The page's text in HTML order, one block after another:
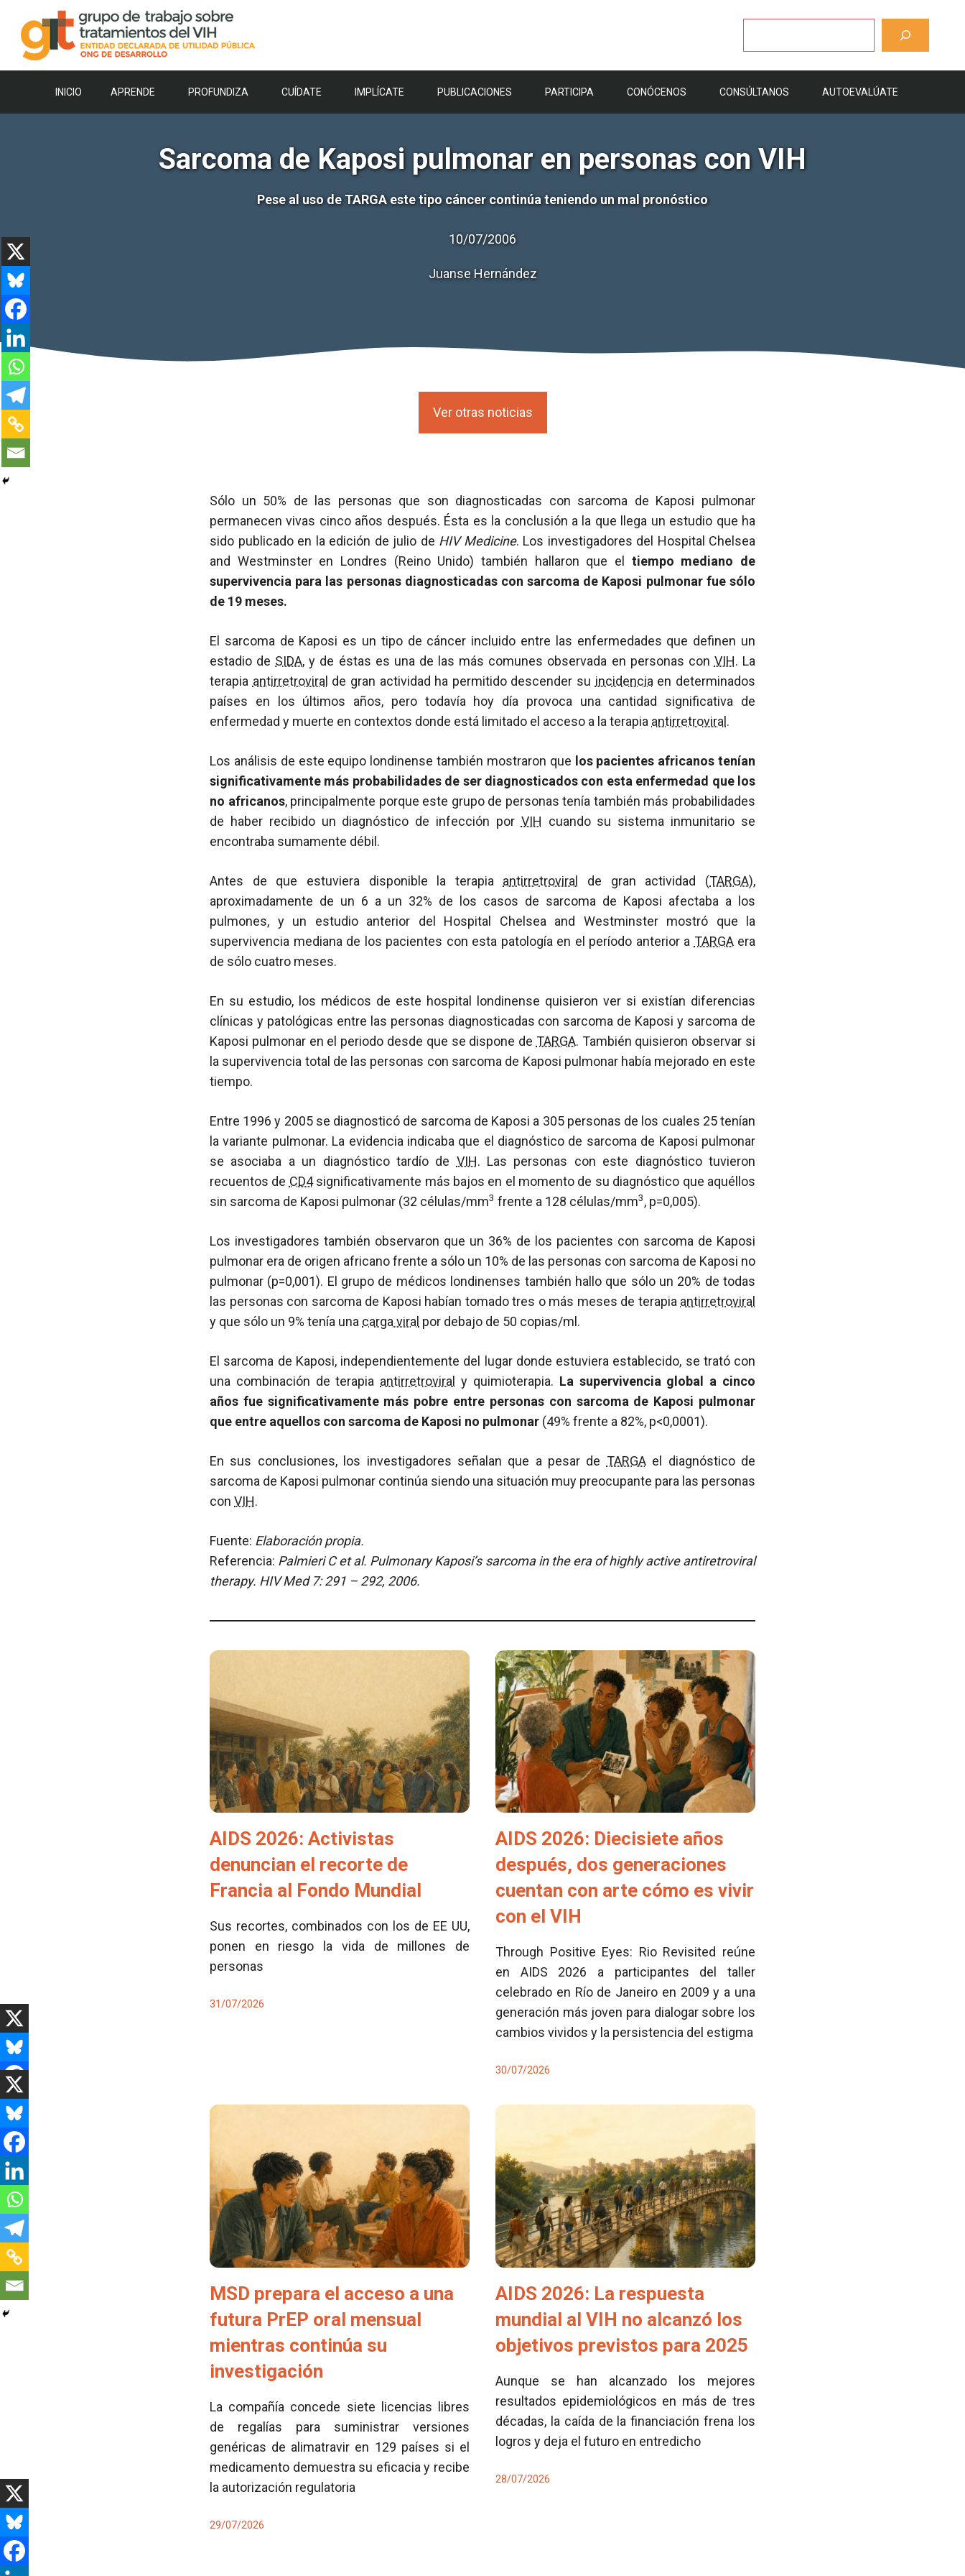
contenido
INICIO APRENDE PROFUNDIZA CUÍDATE IMPLÍCATE PUBLICACIONES PARTICIPA CONÓCENOS CONSÚLTANOS AUTOEVALÚATE
Sarcoma de Kaposi pulmonar en personas con VIH
Pese al uso de TARGA este tipo cáncer continúa teniendo un mal pronóstico
10/07/2006
Juanse Hernández
Ver otras noticias
Sólo un 50% de las personas que son diagnosticadas con sarcoma de Kaposi pulmonar
permanecen vivas cinco años después. Ésta es la conclusión a la que llega un estudio que ha
sido publicado en la edición de julio de HIV Medicine. Los investigadores del Hospital Chelsea
and Westminster en Londres (Reino Unido) también hallaron que el tiempo mediano de
supervivencia para las personas diagnosticadas con sarcoma de Kaposi pulmonar fue sólo
de 19 meses.
El sarcoma de Kaposi es un tipo de cáncer incluido entre las enfermedades que definen un
estadio de SIDA, y de éstas es una de las más comunes observada en personas con VIH. La
terapia antirretroviral de gran actividad ha permitido descender su incidencia en determinados
países en los últimos años, pero todavía hoy día provoca una cantidad significativa de
enfermedad y muerte en contextos donde está limitado el acceso a la terapia antirretroviral .
Los análisis de este equipo londinense también mostraron que los pacientes africanos tenían
significativamente más probabilidades de ser diagnosticados con esta enfermedad que los
no africanos, principalmente porque este grupo de personas tenía también más probabilidades
de haber recibido un diagnóstico de infección por VIH cuando su sistema inmunitario se
encontraba sumamente débil.
Antes de que estuviera disponible la terapia antirretroviral de gran actividad (TARGA),
aproximadamente de un 6 a un 32% de los casos de sarcoma de Kaposi afectaba a los
pulmones, y un estudio anterior del Hospital Chelsea and Westminster mostró que la
supervivencia mediana de los pacientes con esta patología en el período anterior a TARGAera
de sólo cuatro meses.
En su estudio, los médicos de este hospital londinense quisieron ver si existían diferencias
clínicas y patológicas entre las personas diagnosticadas con sarcoma de Kaposi y sarcoma de
Kaposi pulmonar en el periodo desde que se dispone de TARGA. También quisieron observar si
la supervivencia total de las personas con sarcoma de Kaposi pulmonar había mejorado en este
tiempo.
Entre 1996 y 2005 se diagnosticó de sarcoma de Kaposi a 305 personas de los cuales 25 tenían
la variante pulmonar. La evidencia indicaba que el diagnóstico de sarcoma de Kaposi pulmonar
se asociaba a un diagnóstico tardío de VIH. Las personas con este diagnóstico tuvieron
recuentos de CD4significativamente más bajos en el momento de su diagnóstico que aquéllos
sin sarcoma de Kaposi pulmonar (32 células/mm3 frente a 128 células/mm3, p=0,005).
Los investigadores también observaron que un 36% de los pacientes con sarcoma de Kaposi
pulmonar era de origen africano frente a sólo un 10% de las personas con sarcoma de Kaposi no
pulmonar (p=0,001). El grupo de médicos londinenses también hallo que sólo un 20% de todas
las personas con sarcoma de Kaposi habían tomado tres o más meses de terapia antirretroviral
y que sólo un 9% tenía una carga viral por debajo de 50 copias/ml.
El sarcoma de Kaposi, independientemente del lugar donde estuviera establecido, se trató con
una combinación de terapia antirretroviral y quimioterapia. La supervivencia global a cinco
años fue significativamente más pobre entre personas con sarcoma de Kaposi pulmonar
que entre aquellos con sarcoma de Kaposi no pulmonar (49% frente a 82%, p<0,0001).
En sus conclusiones, los investigadores señalan que a pesar de TARGAel diagnóstico de
sarcoma de Kaposi pulmonar continúa siendo una situación muy preocupante para las personas
con VIH.
Fuente: Elaboración propia.
Referencia: Palmieri C et al. Pulmonary Kaposi’s sarcoma in the era of highly active antiretroviral
therapy. HIV Med 7: 291 – 292, 2006.
AIDS 2026: Activistas
denuncian el recorte de
Francia al Fondo Mundial
Sus recortes, combinados con los de EE UU,
ponen en riesgo la vida de millones de
personas
31/07/2026
AIDS 2026: Diecisiete años
después, dos generaciones
cuentan con arte cómo es vivir
con el VIH
Through Positive Eyes: Rio Revisited reúne
en AIDS 2026 a participantes del taller
celebrado en Río de Janeiro en 2009 y a una
generación más joven para dialogar sobre los
cambios vividos y la persistencia del estigma
30/07/2026
MSD prepara el acceso a una
futura PrEP oral mensual
mientras continúa su
investigación
La compañía concede siete licencias libres
de regalías para suministrar versiones
genéricas de alimatravir en 129 países si el
medicamento demuestra su eficacia y recibe
la autorización regulatoria
29/07/2026
AIDS 2026: La respuesta
mundial al VIH no alcanzó los
objetivos previstos para 2025
Aunque se han alcanzado los mejores
resultados epidemiológicos en más de tres
décadas, la caída de la financiación frena los
logros y deja el futuro en entredicho
28/07/2026